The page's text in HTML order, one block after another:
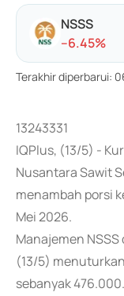
NSSS
--6.45%
Terakhir diperbarui:
13243331
IQPlus, (13/5) -
Nusantara Sawit
menambah porsi
Mei 2026.
Manajemen
(13/5)
sebanyak